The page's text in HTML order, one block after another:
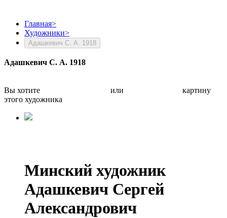
Главная>
Художники>
Адашкевич С. А. 1918
Адашкевич С. А. 1918
Вы хотите или
картину
этого художника
Минский художник
Адашкевич Сергей
Александрович